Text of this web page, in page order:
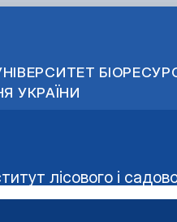
УКРАЇНИ
лісового і